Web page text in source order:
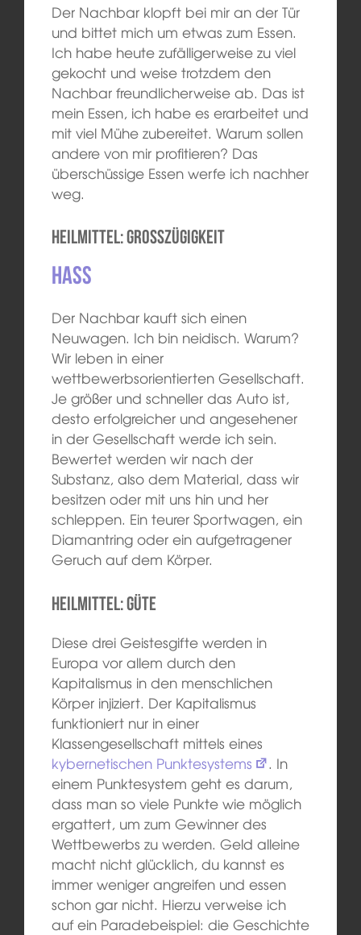
Der Nachbar klopft bei mir an der Tür
und bittet mich um etwas zum Essen.
Ich habe heute zufälligerweise zu viel
gekocht und weise trotzdem den
Nachbar freundlicherweise ab. Das ist
mein Essen, ich habe es erarbeitet und
mit viel Mühe zubereitet. Warum sollen
andere von mir profitieren? Das
überschüssige Essen werfe ich nachher
weg.
Heilmittel: Großzügigkeit
Hass
Der Nachbar kauft sich einen
Neuwagen. Ich bin neidisch. Warum?
Wir leben in einer
wettbewerbsorientierten Gesellschaft.
Je größer und schneller das Auto ist,
desto erfolgreicher und angesehener
in der Gesellschaft werde ich sein.
Bewertet werden wir nach der
Substanz, also dem Material, dass wir
besitzen oder mit uns hin und her
schleppen. Ein teurer Sportwagen, ein
Diamantring oder ein aufgetragener
Geruch auf dem Körper.
Heilmittel: Güte
Diese drei Geistesgifte werden in
Europa vor allem durch den
Kapitalismus in den menschlichen
Körper injiziert. Der Kapitalismus
funktioniert nur in einer
Klassengesellschaft mittels eines
kybernetischen Punktesystems
. In
einem Punktesystem geht es darum,
dass man so viele Punkte wie möglich
ergattert, um zum Gewinner des
Wettbewerbs zu werden. Geld alleine
macht nicht glücklich, du kannst es
immer weniger angreifen und essen
schon gar nicht. Hierzu verweise ich
auf ein Paradebeispiel: die Geschichte